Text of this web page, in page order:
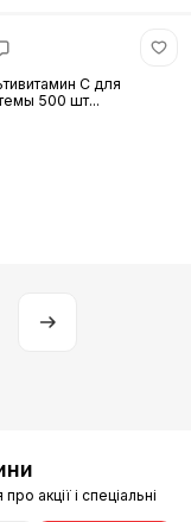
C для
500 шт...
акції і спеціальні